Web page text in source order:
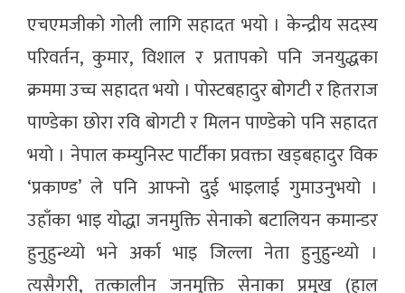
एचएमजीको गोली लागि सहादत भयो । केन्द्रीय सदस्य
परिवर्तन, कुमार, विशाल र प्रतापको पनि जनयुद्धका
क्रममा उच्च सहादत भयो । पोस्टबहादुर बोगटी र हितराज
पाण्डेका छोरा रवि बोगटी र मिलन पाण्डेको पनि सहादत
भयो । नेपाल कम्युनिस्ट पार्टीका प्रवक्ता खड्बहादुर विक
‘प्रकाण्ड’ ले पनि आफ्नो दुई भाइलाई गुमाउनुभयो ।
उहाँका भाइ योद्धा जनमुक्ति सेनाको बटालियन कमान्डर
हुनुहुन्थ्यो भने अर्का भाइ जिल्ला नेता हुनुहुन्थ्यो ।
त्यसैगरी, तत्कालीन जनमुक्ति सेनाका प्रमुख (हाल